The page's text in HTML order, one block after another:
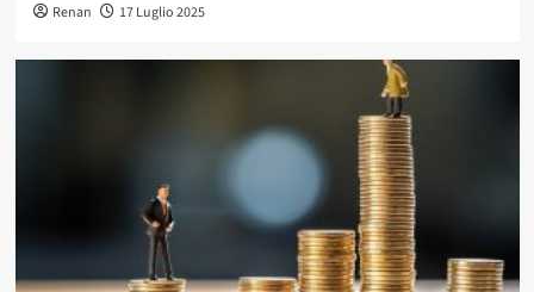
Renan 17 Luglio 2025